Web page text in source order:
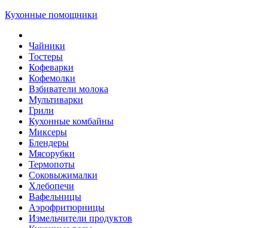
Кухонные помощники
Чайники
Тостеры
Кофеварки
Кофемолки
Взбиватели молока
Мультиварки
Грили
Кухонные комбайны
Mиксеры
Блендеры
Мясорубки
Термопоты
Соковыжималки
Хлебопечи
Вафельницы
Аэрофритюрницы
Измельчители продуктов